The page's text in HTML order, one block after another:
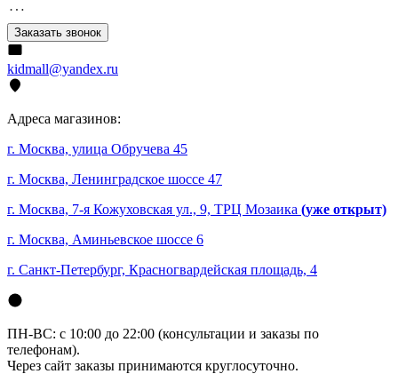
Заказать звонок
kidmall@yandex.ru
Адреса магазинов:
г. Москва, улица Обручева 45
г. Москва, Ленинградское шоссе 47
г. Москва, 7-я Кожуховская ул., 9, ТРЦ Мозаика (уже открыт)
г. Москва, Аминьевское шоссе 6
г. Санкт-Петербург, Красногвардейская площадь, 4
ПН-ВС: с 10:00 до 22:00 (консультации и заказы по
телефонам).
Через сайт заказы принимаются круглосуточно.